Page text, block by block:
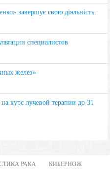
завершує свою діяльність.
специалистов
желез»
курс лучевой терапии до 31
РАКА КИБЕРНОЖ